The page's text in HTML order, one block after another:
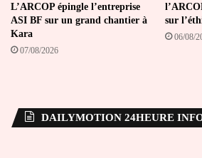
L’ARCOP épingle l’entreprise
ASI BF sur un grand chantier à
Kara
07/08/2026
sur
06/08/
DAILYMOTION 24HEURE